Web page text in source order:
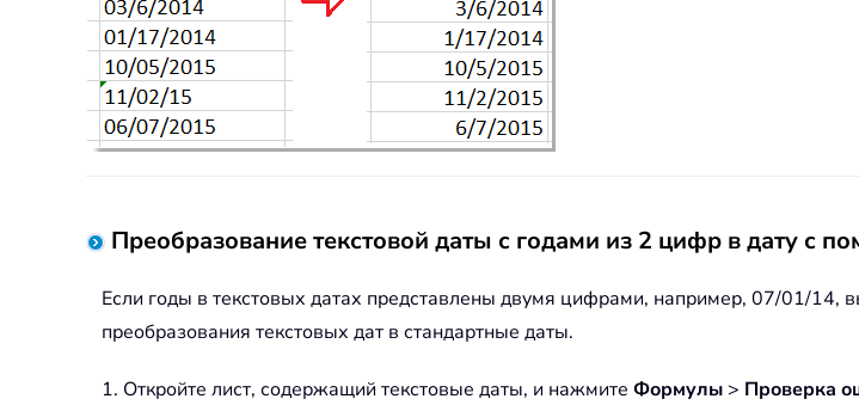
Преобразование текстовой даты с годами из 2 цифр в дату с
Если годы в текстовых датах представлены двумя цифрами, например, 07/01/14,
преобразования текстовых дат в стандартные даты.
1. Откройте лист, содержащий текстовые даты, и нажмите Формулы > Проверка